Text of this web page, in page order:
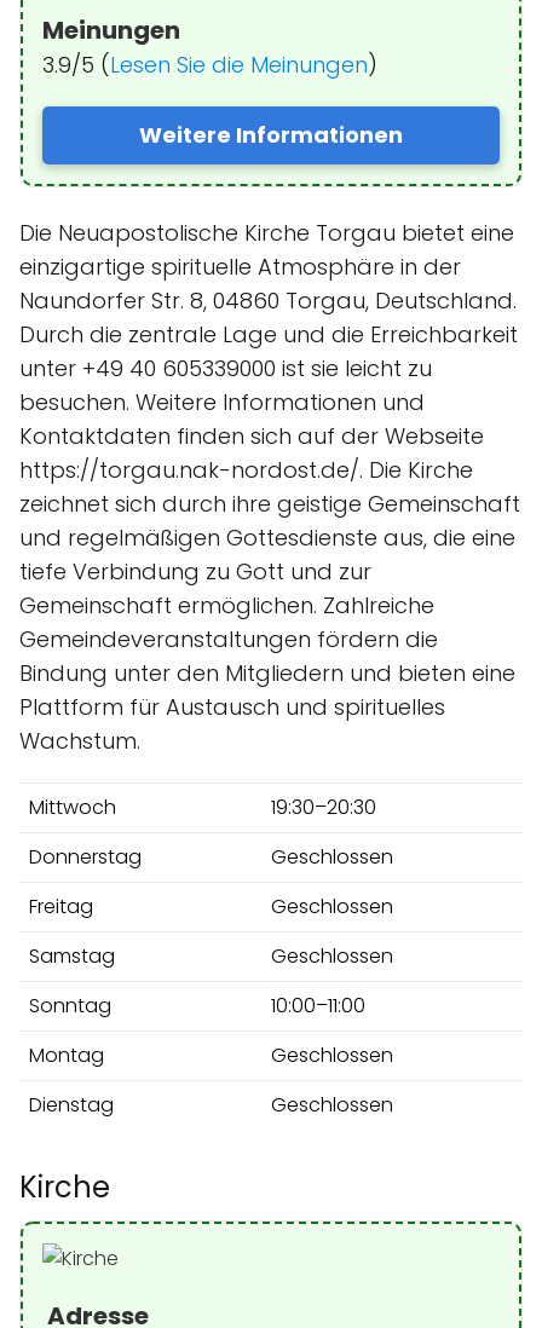
Meinungen
3.9/5 (Lesen Sie die Meinungen)
Weitere Informationen
Die Neuapostolische Kirche Torgau bietet eine
einzigartige spirituelle Atmosphäre in der
Naundorfer Str. 8, 04860 Torgau, Deutschland.
Durch die zentrale Lage und die Erreichbarkeit
unter +49 40 605339000 ist sie leicht zu
besuchen. Weitere Informationen und
Kontaktdaten finden sich auf der Webseite
https://torgau.nak-nordost.de/. Die Kirche
zeichnet sich durch ihre geistige Gemeinschaft
und regelmäßigen Gottesdienste aus, die eine
tiefe Verbindung zu Gott und zur
Gemeinschaft ermöglichen. Zahlreiche
Gemeindeveranstaltungen fördern die
Bindung unter den Mitgliedern und bieten eine
Plattform für Austausch und spirituelles
Wachstum.
Mittwoch
19:30–20:30
Donnerstag
Geschlossen
Freitag
Geschlossen
Samstag
Geschlossen
Sonntag
10:00–11:00
Montag
Geschlossen
Dienstag
Geschlossen
Kirche
Adresse